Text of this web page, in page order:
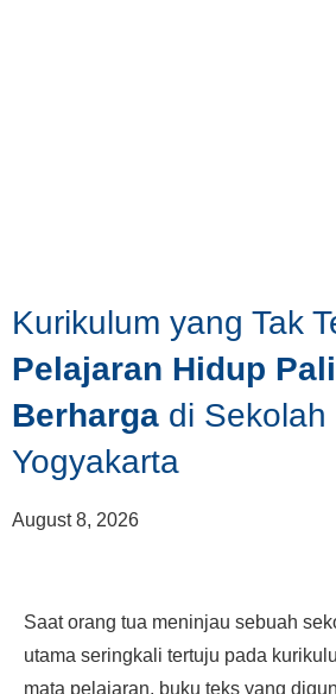
Kurikulum yang Tak
Pelajaran Hidup
Berharga di Sekolah
Yogyakarta
August 8, 2026
Saat orang tua meninjau sebuah
utama seringkali tertuju pada
mata pelajaran, buku teks yang